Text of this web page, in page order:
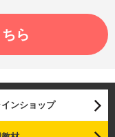
ら
ンショップ